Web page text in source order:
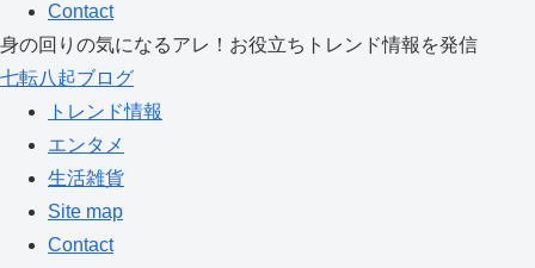
Contact
身の回りの気になるアレ！お役立ちトレンド情報を発信
七転八起ブログ
トレンド情報
エンタメ
生活雑貨
Site map
Contact